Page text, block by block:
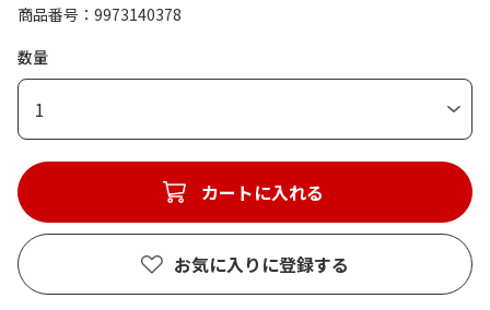
商品番号
9973140378
数量
1
カートに入れる
お気に入りに登録する